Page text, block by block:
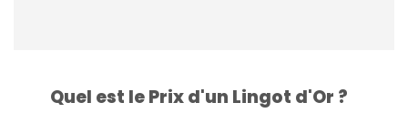
Quel est le Prix d'un Lingot d'Or ?